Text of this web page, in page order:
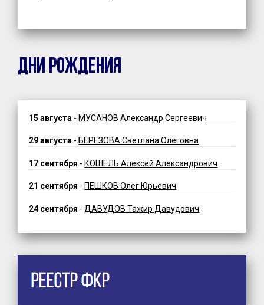
ДНИ РОЖДЕНИЯ
15 августа - МУСАНОВ Александр Сергеевич
29 августа - БЕРЕЗОВА Светлана Олеговна
17 сентября - КОШЕЛЬ Алексей Александрович
21 сентября - ПЕШКОВ Олег Юрьевич
24 сентября - ДАВУДОВ Тажир Давудович